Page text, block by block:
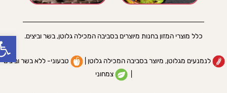
כלל מוצרי המזון בחנות מיוצרים בסביבה המכילה גלוטן, בשר וביצים.
לנמנעים מגלוטן, מיוצר בסביבה המכילה גלוטן |
טבעוני- ללא בשר וביצים
צמחוני